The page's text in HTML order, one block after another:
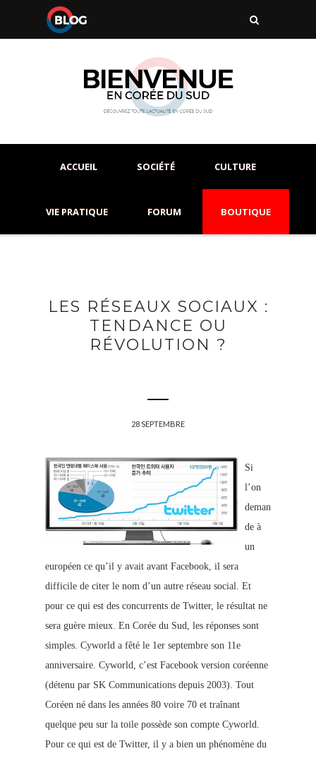
ACCUEIL SOCIÉTÉ CULTURE
VIE PRATIQUE FORUM BOUTIQUE
LES RÉSEAUX SOCIAUX :
TENDANCE OU
RÉVOLUTION ?
28 SEPTEMBRE
Si
l’on
deman
de à
un
européen ce qu’il y avait avant Facebook, il sera
difficile de citer le nom d’un autre réseau social. Et
pour ce qui est des concurrents de Twitter, le résultat ne
sera guère mieux. En Corée du Sud, les réponses sont
simples. Cyworld a fêté le 1er septembre son 11e
anniversaire. Cyworld, c’est Facebook version coréenne
(détenu par SK Communications depuis 2003). Tout
Coréen né dans les années 80 voire 70 et traînant
quelque peu sur la toile possède son compte Cyworld.
Pour ce qui est de Twitter, il y a bien un phénomène du